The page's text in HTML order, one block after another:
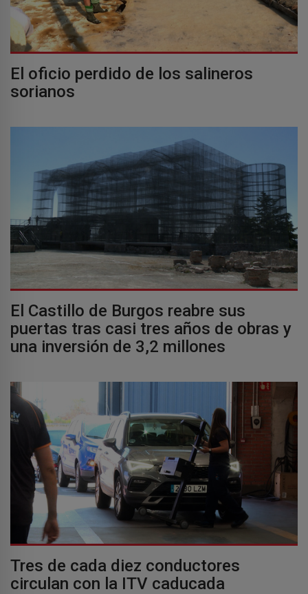
El oficio perdido de los salineros
sorianos
El Castillo de Burgos reabre sus
puertas tras casi tres años de obras y
una inversión de 3,2 millones
Tres de cada diez conductores
circulan con la ITV caducada